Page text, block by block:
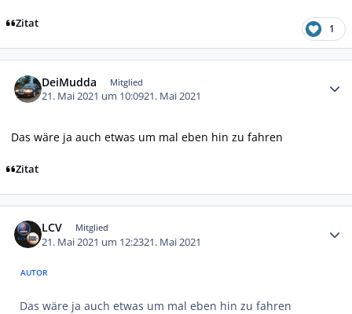
Zitat 1
DeiMudda Mitglied
21. Mai 2021 um 10:0921. Mai 2021
Das wäre ja auch etwas um mal eben hin zu fahren
Zitat
LCV Mitglied
21. Mai 2021 um 12:2321. Mai 2021
AUTOR
Das wäre ja auch etwas um mal eben hin zu fahren